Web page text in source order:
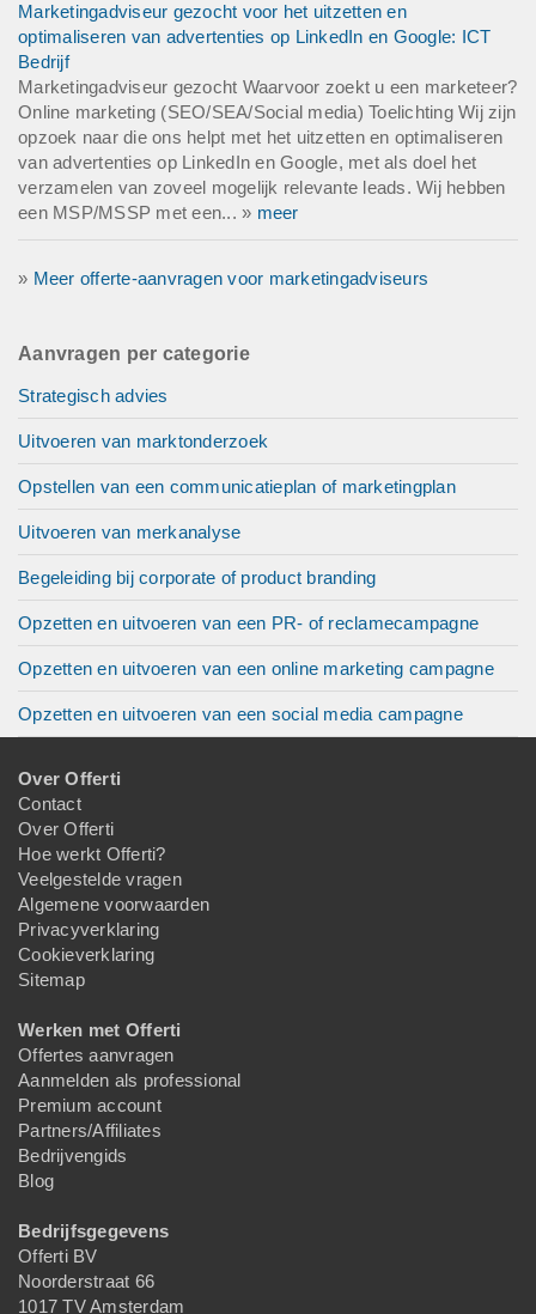
Marketingadviseur gezocht voor het uitzetten en
optimaliseren van advertenties op LinkedIn en Google: ICT
Bedrijf
Marketingadviseur gezocht Waarvoor zoekt u een marketeer?
Online marketing (SEO/SEA/Social media) Toelichting Wij zijn
opzoek naar die ons helpt met het uitzetten en optimaliseren
van advertenties op LinkedIn en Google, met als doel het
verzamelen van zoveel mogelijk relevante leads. Wij hebben
een MSP/MSSP met een... » meer
» Meer offerte-aanvragen voor marketingadviseurs
Aanvragen per categorie
Strategisch advies
Uitvoeren van marktonderzoek
Opstellen van een communicatieplan of marketingplan
Uitvoeren van merkanalyse
Begeleiding bij corporate of product branding
Opzetten en uitvoeren van een PR- of reclamecampagne
Opzetten en uitvoeren van een online marketing campagne
Opzetten en uitvoeren van een social media campagne
Over Offerti
Contact
Over Offerti
Hoe werkt Offerti?
Veelgestelde vragen
Algemene voorwaarden
Privacyverklaring
Cookieverklaring
Sitemap
Werken met Offerti
Offertes aanvragen
Aanmelden als professional
Premium account
Partners/Affiliates
Bedrijvengids
Blog
Bedrijfsgegevens
Offerti BV
Noorderstraat 66
1017 TV Amsterdam